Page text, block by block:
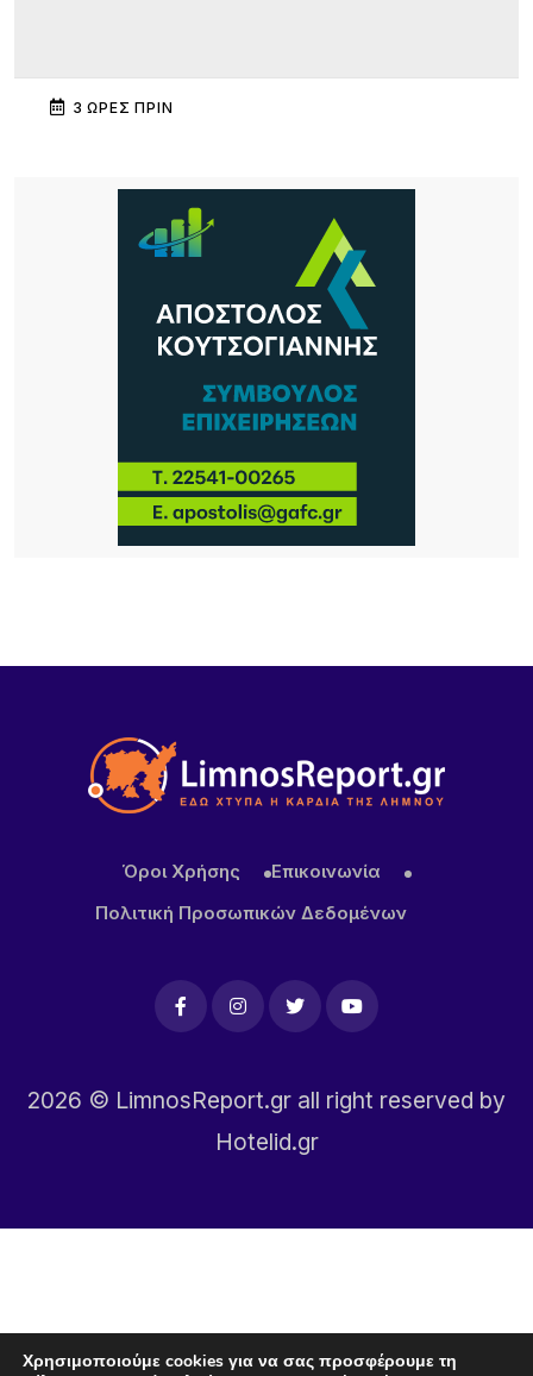
3 ΏΡΕΣ ΠΡΙΝ
3 ΏΡΕΣ ΠΡΙΝ
Ακρίβεια: Το μοσχάρι «εκτοξεύτηκε» κατά 28,4%
4 ΏΡΕΣ ΠΡΙΝ
Καιρός: Στα 40άρια θα «ψηθούν» δυτική και
Αιγαίο μέχρι Δεκαπενταύγουστο
18 ΏΡΕΣ ΠΡΙΝ
Μεγάλα projects για τον τουρισμό στο Βόρειο
Αιγαίο: Νέες ξενοδοχειακές επενδύσεις σε Λήμνο,
Γεμάτα τα πλοία, ξεκινά η μεγάλη έξοδος του
Όροι Χρήσης
Επικοινωνία
Πολιτική Προσωπικών Δεδομένων
2026 © LimnosReport.gr all right reserved by
Hotelid.gr
Χρησιμοποιούμε cookies για να σας προσφέρουμε τη